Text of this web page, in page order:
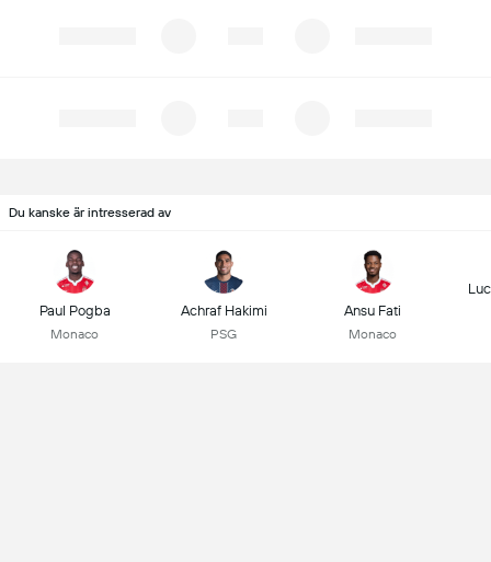
Du kanske är intresserad av
Paul Pogba
Monaco
Achraf Hakimi
PSG
Ansu Fati
Monaco